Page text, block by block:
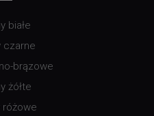
białe
czarne
brązowe
żółte
różowe